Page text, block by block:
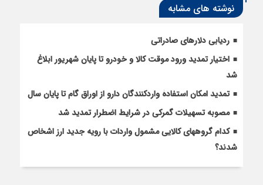
نوشته های مشابه
ردیابی دلارهای صادراتی
اختیار تمدید ورود موقت کالا و خودرو تا پایان شهریور ابلاغ
شد
تمدید امکان استفادۀ واردکنندگان دارو از اوراق گام تا پایان سال
مصوبه تسهیلات گمرکی در شرایط اضطرار تمدید شد
کدام گروههای کالایی مشمول واردات با رویه جدید ارز اشخاص
شدند؟